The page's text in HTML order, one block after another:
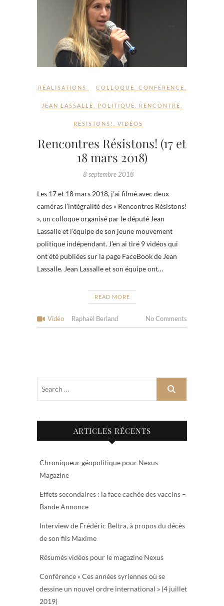
RÉALISATIONS COLLOQUE CONFÉRENCE
JEAN LASSALLE POLITIQUE RENCONTRE
RÉSISTONS! VIDÉOS
Rencontres Résistons! (17 et
18 mars 2018)
8 septembre 2018
Les 17 et 18 mars 2018, j’ai filmé avec deux
caméras l’intégralité des « Rencontres Résistons!
», un colloque organisé par le député Jean
Lassalle et l’équipe de son jeune mouvement
politique indépendant. J’en ai tiré 9 vidéos qui
ont été publiées sur la page FaceBook de Jean
Lassalle. Jean Lassalle et son équipe ont…
READ MORE
Vidéo Raphaël Berland No Comments
ARTICLES RÉCENTS
Chroniqueur géopolitique pour Nexus
Magazine
Effets secondaires : la face cachée des vaccins –
Bande Annonce
Interview de Frédéric Beltra, à propos du décès
de son fils Maxime
Résumés vidéos pour le magazine Nexus
Conférence « Ces années syriennes où se
dessine un nouvel ordre international » (4 juillet
2019)